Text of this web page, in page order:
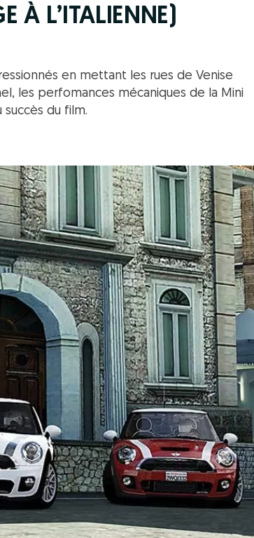
À L’ITALIENNE)
en mettant les rues de Venise
les perfomances mécaniques de la Mini
du film.